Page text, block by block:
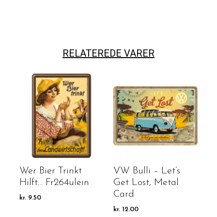
RELATEREDE VARER
Wer Bier Trinkt
Hilft… Fr264ulein
kr. 9.50
VW Bulli – Let’s
Get Lost, Metal
Card
kr. 12.00